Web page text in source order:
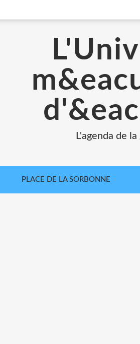
L'agenda de
PLACE DE LA SORBONNE